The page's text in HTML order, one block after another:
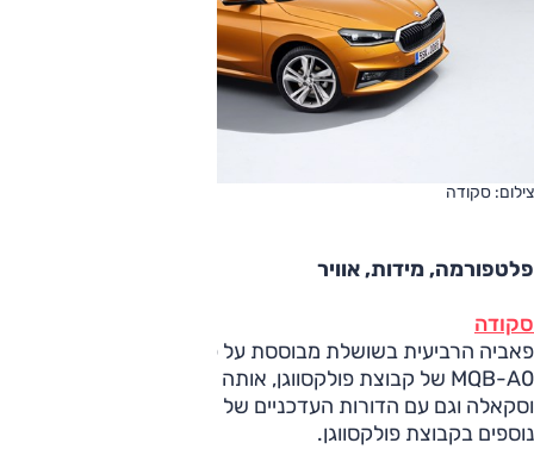
צילום: סקודה
פלטפורמה, מידות, אוויר
סקודה
פאביה הרביעית בשושלת מבוססת על פלטפורמה חדשה עבורה,
MQB-A0 של קבוצת פולקסווגן, אותה היא חולקת עם קאמיק
נוספים בקבוצת פולקסווגן.